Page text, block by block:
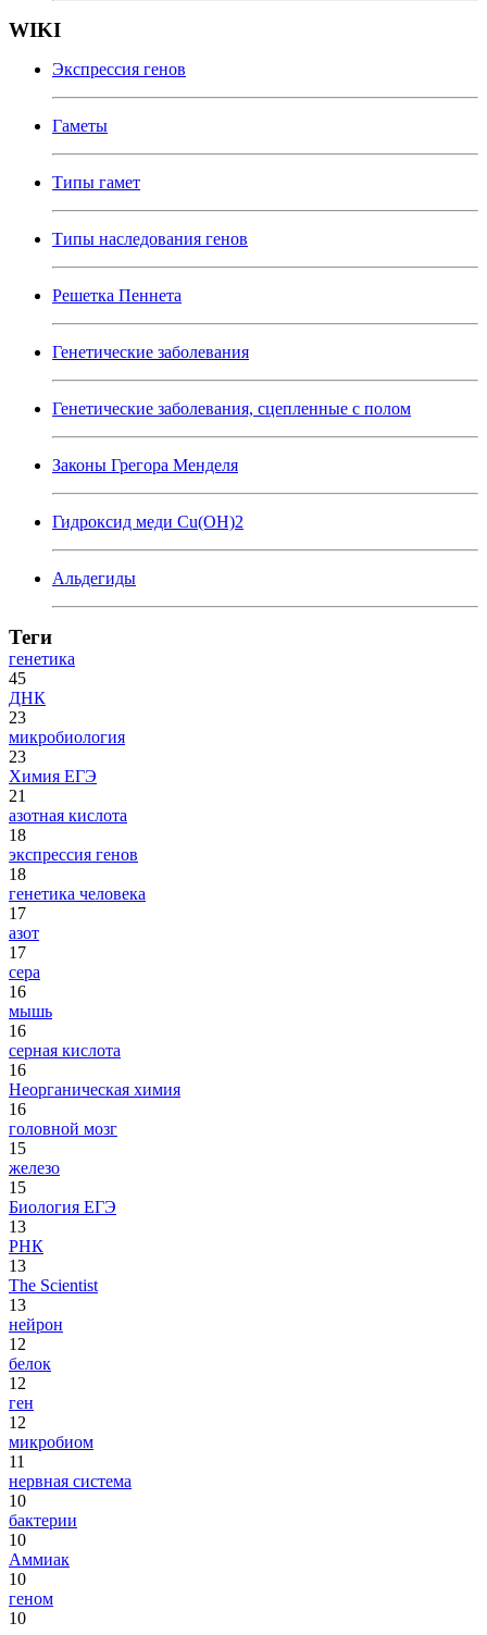
WIKI
Экспрессия генов
Гаметы
Типы гамет
Типы наследования генов
Решетка Пеннета
Генетические заболевания
Генетические заболевания, сцепленные с полом
Законы Грегора Менделя
Гидроксид меди Cu(OH)2
Альдегиды
Теги
генетика
45
ДНК
23
микробиология
23
Химия ЕГЭ
21
азотная кислота
18
экспрессия генов
18
генетика человека
17
азот
17
сера
16
мышь
16
серная кислота
16
Неорганическая химия
16
головной мозг
15
железо
15
Биология ЕГЭ
13
РНК
13
The Scientist
13
нейрон
12
белок
12
ген
12
микробиом
11
нервная система
10
бактерии
10
Аммиак
10
геном
10